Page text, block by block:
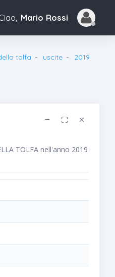
Mario Rossi
tolfa uscite
2019
TOLFA nell'anno 2019